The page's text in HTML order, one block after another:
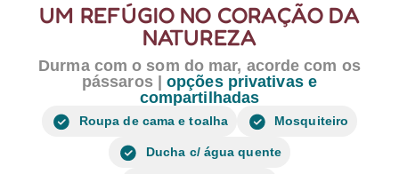
UM REFÚGIO NO CORAÇÃO DA
NATUREZA
Durma com o som do mar, acorde com os
pássaros | opções privativas e
compartilhadas
Roupa de cama e toalha Mosquiteiro
Ducha c/ água quente